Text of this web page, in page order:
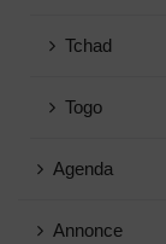
Tchad
Togo
Agenda
Annonce